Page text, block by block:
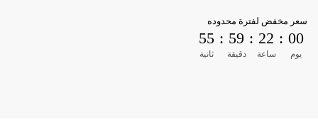
سعر مخفض لفترة محدوده
00
يوم
:
22
ساعة
:
59
دقيقة
:
55
ثانية